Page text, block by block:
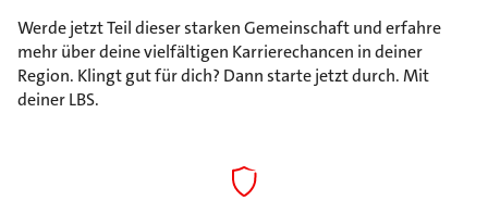
Werde jetzt Teil dieser starken Gemeinschaft und erfahre
mehr über deine vielfältigen Karrierechancen in deiner
Region. Klingt gut für dich? Dann starte jetzt durch. Mit
deiner LBS.